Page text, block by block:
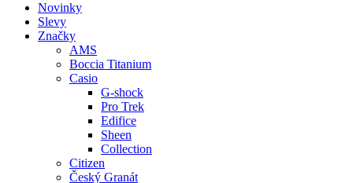
Novinky
Slevy
Značky
AMS
Boccia Titanium
Casio
G-shock
Pro Trek
Edifice
Sheen
Collection
Citizen
Český Granát